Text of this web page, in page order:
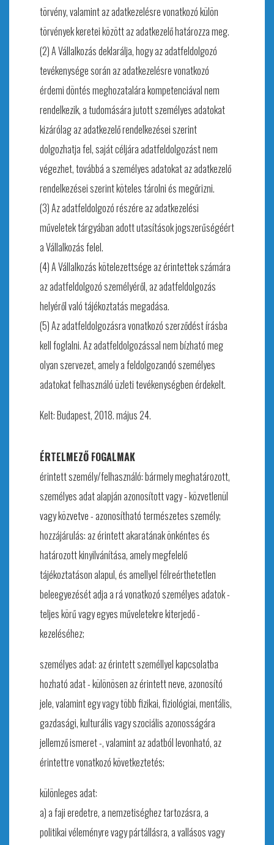
törvény, valamint az adatkezelésre vonatkozó külön
törvények keretei között az adatkezelő határozza meg.
(2) A Vállalkozás deklarálja, hogy az adatfeldolgozó
tevékenysége során az adatkezelésre vonatkozó
érdemi döntés meghozatalára kompetenciával nem
rendelkezik, a tudomására jutott személyes adatokat
kizárólag az adatkezelő rendelkezései szerint
dolgozhatja fel, saját céljára adatfeldolgozást nem
végezhet, továbbá a személyes adatokat az adatkezelő
rendelkezései szerint köteles tárolni és megőrizni.
(3) Az adatfeldolgozó részére az adatkezelési
műveletek tárgyában adott utasítások jogszerűségéért
a Vállalkozás felel.
(4) A Vállalkozás kötelezettsége az érintettek számára
az adatfeldolgozó személyéről, az adatfeldolgozás
helyéről való tájékoztatás megadása.
(5) Az adatfeldolgozásra vonatkozó szerződést írásba
kell foglalni. Az adatfeldolgozással nem bízható meg
olyan szervezet, amely a feldolgozandó személyes
adatokat felhasználó üzleti tevékenységben érdekelt.
Kelt: Budapest, 2018. május 24.
ÉRTELMEZŐ FOGALMAK
érintett személy/felhasználó: bármely meghatározott,
személyes adat alapján azonosított vagy - közvetlenül
vagy közvetve - azonosítható természetes személy;
hozzájárulás: az érintett akaratának önkéntes és
határozott kinyilvánítása, amely megfelelő
tájékoztatáson alapul, és amellyel félreérthetetlen
beleegyezését adja a rá vonatkozó személyes adatok -
teljes körű vagy egyes műveletekre kiterjedő -
kezeléséhez;
személyes adat: az érintett személlyel kapcsolatba
hozható adat - különösen az érintett neve, azonosító
jele, valamint egy vagy több fizikai, fiziológiai, mentális,
gazdasági, kulturális vagy szociális azonosságára
jellemző ismeret -, valamint az adatból levonható, az
érintettre vonatkozó következtetés;
különleges adat:
a) a faji eredetre, a nemzetiséghez tartozásra, a
politikai véleményre vagy pártállásra, a vallásos vagy